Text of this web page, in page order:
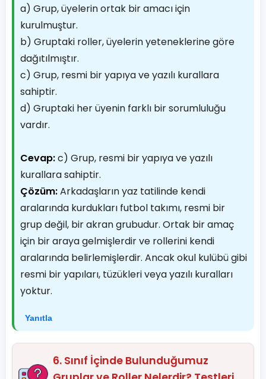
a) Grup, üyelerin ortak bir amacı için
kurulmuştur.
b) Gruptaki roller, üyelerin yeteneklerine göre
dağıtılmıştır.
c) Grup, resmi bir yapıya ve yazılı kurallara
sahiptir.
d) Gruptaki her üyenin farklı bir sorumluluğu
vardır.
Cevap:c) Grup, resmi bir yapıya ve yazılı
kurallara sahiptir.
Çözüm:Arkadaşların yaz tatilinde kendi
aralarında kurdukları futbol takımı, resmi bir
grup değil, bir akran grubudur. Ortak bir amaç
için bir araya gelmişlerdir ve rollerini kendi
aralarında belirlemişlerdir. Ancak okul kulübü gibi
resmi bir yapıları, tüzükleri veya yazılı kuralları
yoktur.
Yanıtla
6. Sınıf İçinde Bulunduğumuz